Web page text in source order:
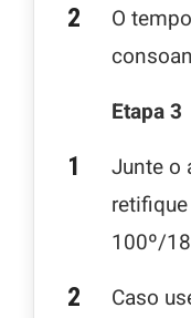
O
Etapa 3
Junte o
100º/
Caso